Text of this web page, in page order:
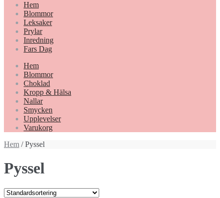
Hem
Blommor
Leksaker
Prylar
Inredning
Fars Dag
Hem
Blommor
Choklad
Kropp & Hälsa
Nallar
Smycken
Upplevelser
Varukorg
Hem / Pyssel
Pyssel